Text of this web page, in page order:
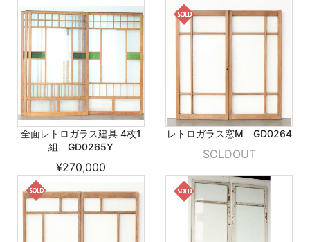
全面レトロガラス建具 4枚1
組 GD0265Y
¥270,000
レトロガラス窓M GD0264
SOLDOUT